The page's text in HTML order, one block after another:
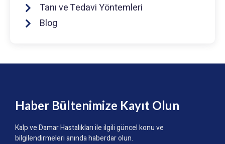
Tanı ve Tedavi Yöntemleri
Blog
Haber Bültenimize Kayıt Olun
Kalp ve Damar Hastalıkları ile ilgili güncel konu ve
bilgilendirmeleri anında haberdar olun.